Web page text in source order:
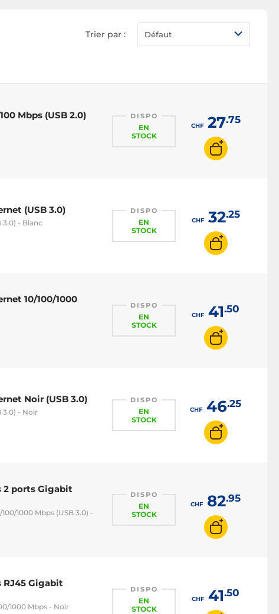
Trier par : Défaut
Mbps (USB 2.0) DISPO
EN
STOCK
CHF27.75
(USB 3.0)
3.0) - Blanc
DISPO
EN
STOCK
CHF32.25
10/100/1000
DISPO
EN
STOCK
CHF41.50
Noir (USB 3.0)
3.0) - Noir
DISPO
EN
STOCK
CHF46.25
2 ports Gigabit
1000 Mbps (USB 3.0) -
DISPO
EN
STOCK
CHF82.95
RJ45 Gigabit
1000 Mbps - Noir
DISPO
EN
STOCK
CHF41.50